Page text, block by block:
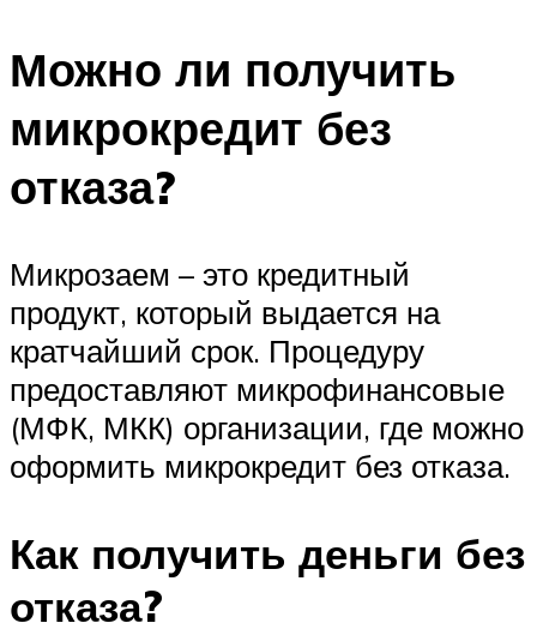
Можно ли получить
микрокредит без
отказа?
Микрозаем – это кредитный
продукт, который выдается на
кратчайший срок. Процедуру
предоставляют микрофинансовые
(МФК, МКК) организации, где можно
оформить микрокредит без отказа.
Как получить деньги без
отказа?